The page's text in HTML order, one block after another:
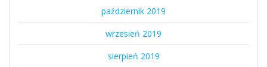
październik 2019
wrzesień 2019
sierpień 2019